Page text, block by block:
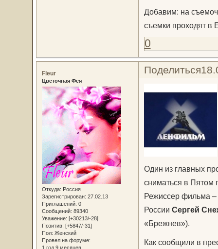
Добавим: на
съемки проходят в
0
Поделиться
Fleur
Цветочная Фея
Откуда: Россия
Зарегистрирован: 27.02.13
Приглашений: 0
Сообщений: 89340
Уважение: [+30213/-28]
Позитив: [+5847/-31]
Пол: Женский
Провел на форуме:
1 год 9 месяцев
Один из главных
сниматься в Пятом
Режиссер фильма –
России Сергей
«Брежнев»).
Как сообщили в